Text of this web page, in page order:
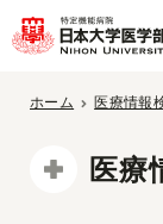
ホーム 医療情報
医療